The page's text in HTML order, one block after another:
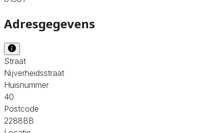
Adresgegevens
Straat
Nijverheidsstraat
Huisnummer
40
Postcode
2288BB